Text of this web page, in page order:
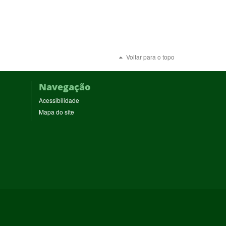
Voltar para o topo
Navegação
Acessibilidade
Mapa do site